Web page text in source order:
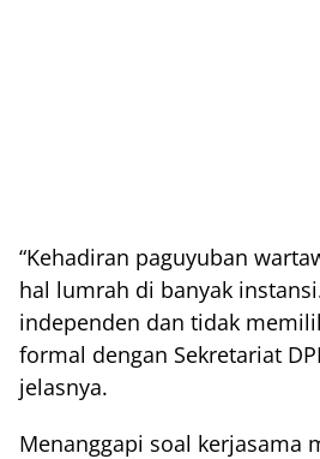
“Kehadiran paguyuban
hal lumrah di banyak
independen dan tidak
formal dengan Sekretariat
jelasnya.
Menanggapi soal kerjasama